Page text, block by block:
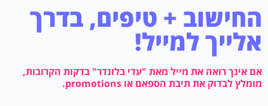
החישוב + טיפים, בדרך
אלייך למייל!
אם אינך רואה את מייל מאת "עדי בלונדר" בדקות הקרובות,
מומלץ לבדוק את תיבת הספאם או promotions.